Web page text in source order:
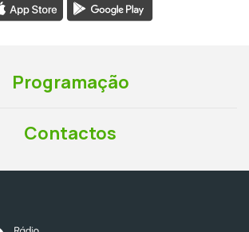
Programação
Contactos